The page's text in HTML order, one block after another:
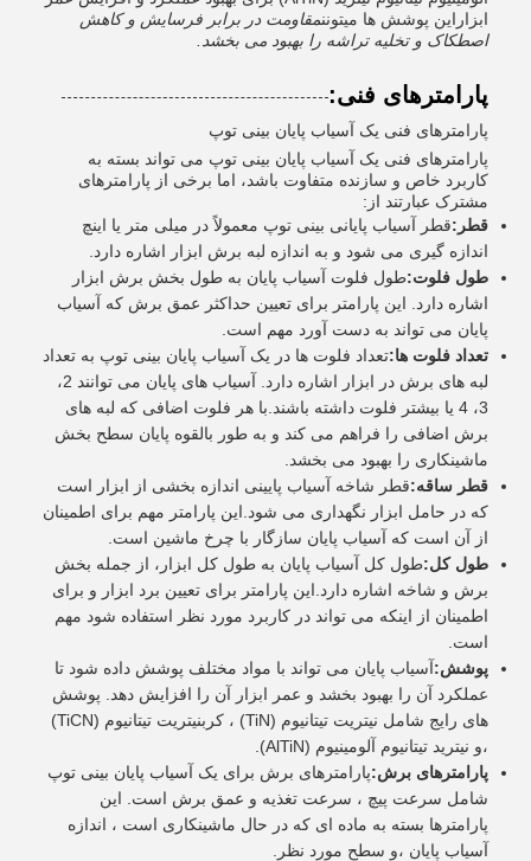
ابزاراين پوشش ها ميتوننمقاومت در برابر فرسایش و کاهش
اصطکاک و تخلیه تراشه را بهبود می بخشد.
پارامترهای فنی:
پارامترهای فنی یک آسیاب پایان بینی توپ
پارامترهای فنی یک آسیاب پایان بینی توپ می تواند بسته به
کاربرد خاص و سازنده متفاوت باشد، اما برخی از پارامترهای
مشترک عبارتند از:
قطر:قطر آسیاب پایانی بینی توپ معمولاً در میلی متر یا اینچ
اندازه گیری می شود و به اندازه لبه برش ابزار اشاره دارد.
طول فلوت:طول فلوت آسیاب پایان به طول بخش برش ابزار
اشاره دارد. این پارامتر برای تعیین حداکثر عمق برش که آسیاب
پایان می تواند به دست آورد مهم است.
تعداد فلوت ها:تعداد فلوت ها در یک آسیاب پایان بینی توپ به تعداد
لبه های برش در ابزار اشاره دارد. آسیاب های پایان می توانند 2،
3، 4 یا بیشتر فلوت داشته باشند.با هر فلوت اضافی که لبه های
برش اضافی را فراهم می کند و به طور بالقوه پایان سطح بخش
ماشینکاری را بهبود می بخشد.
قطر ساقه:قطر شاخه آسیاب پایینی اندازه بخشی از ابزار است
که در حامل ابزار نگهداری می شود.این پارامتر مهم برای اطمینان
از آن است که آسیاب پایان سازگار با چرخ ماشین است.
طول کل:طول کل آسیاب پایان به طول کل ابزار، از جمله بخش
برش و شاخه اشاره دارد.این پارامتر برای تعیین برد ابزار و برای
اطمینان از اینکه می تواند در کاربرد مورد نظر استفاده شود مهم
است.
پوشش:آسیاب پایان می تواند با مواد مختلف پوشش داده شود تا
عملکرد آن را بهبود بخشد و عمر ابزار آن را افزایش دهد. پوشش
های رایج شامل نیتریت تیتانیوم (TiN) ، کربنیتریت تیتانیوم (TiCN)
،و نیترید تیتانیوم آلومینیوم (AlTiN).
پارامترهای برش:پارامترهای برش برای یک آسیاب پایان بینی توپ
شامل سرعت پیچ ، سرعت تغذیه و عمق برش است. این
پارامترها بسته به ماده ای که در حال ماشینکاری است ، اندازه
آسیاب پایان ،و سطح مورد نظر.